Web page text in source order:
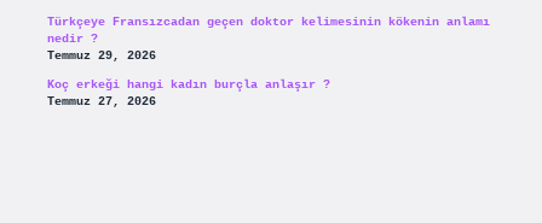
Türkçeye Fransızcadan geçen doktor kelimesinin kökenin anlamı
nedir ?
Temmuz 29, 2026
Koç erkeği hangi kadın burçla anlaşır ?
Temmuz 27, 2026